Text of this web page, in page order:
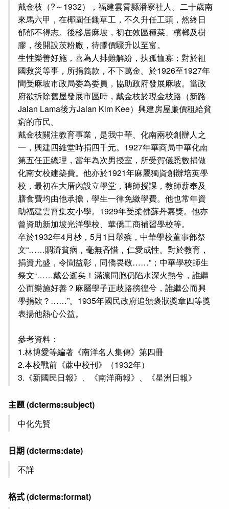
戴金枝（?～1932），福建雲霄縣潘寮社人。二十歲南
來馬六甲，在椰園任鋤草工，不久升任工頭，然終日
郁郁不得志。後移居麻坡，初在效區種菜、檳榔及樹
膠，後開設茨粉廠，待膠價驟升以至富。
生性樂善好施，喜為人排難解紛，扶孤恤寡；對於祖
國救災等事，所捐義款，不下萬金。於1926至1927年
間受麻坡市政局委為委員，協助政府發展麻坡。當政
府欲拆除舊屋發展市區時，戴金枝於現金枝路（新路
Jalan Lama後方Jalan Kim Kee）興建房屋廉價租給貧
窮的市民。
戴金枝關注教育事業，是我中華、化南兩校創辦人之
一，興建四維堂時捐四千元。1927年華商局中華化南
第五任正總理，當年為次男授室，所受賀儀悉數捐做
化南女校建築費。他亦於1921年麻屬獨資創辦培英學
校，最初在大厝內設立學堂，聘師授課，教師薪奉及
膳食費均由他承擔，學生一律免繳學費。他也常年資
助福建雲霄集友小學。1929年受柔佛蘇丹嘉獎。他亦
曾資助新加坡光洋學校、華僑工商補習學校等。
卒於1932年4月杪，5月1日舉殡，中華學校董事部祭
文“……賙濟貧病，毫無吝惜，仁愛成性。對於教育，
捐資尤盛，令聞益彰，同僑畏敬……”；中華學校師生
祭文“……戴公逝矣！滿滬同胞仍陷水深火熱兮，誰繼
公而樂施好善？麻屬學子正歧路徬徨兮，誰繼公而興
學捐欵？……”。1935年國民政府追頒褒狀獎章四等獎
表揚他熱心公益。
參考資料：
1.林博愛等編著《南洋名人集傳》第四冊
2.本校戰前《蔴中校刊》（1932年）
3.《新國民日報》、《南洋商報》、《星洲日報》
主題(dcterms:subject)
中化先賢
日期(dcterms:date)
不詳
格式(dcterms:format)